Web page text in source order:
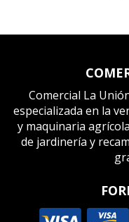
Comercial La
especializada en la
y maquinaria
de jardinería y